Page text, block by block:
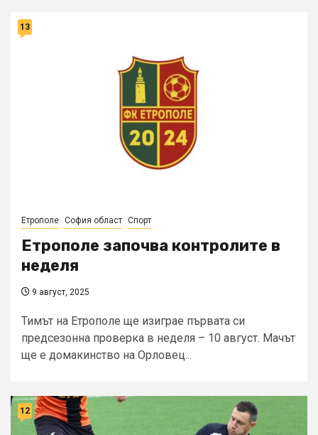
13
Етрополе София област Спорт
Етрополе започва контролите в
неделя
9 август, 2025
Тимът на Етрополе ще изиграе първата си
предсезонна проверка в неделя – 10 август. Мачът
ще е домакинство на Орловец...
12